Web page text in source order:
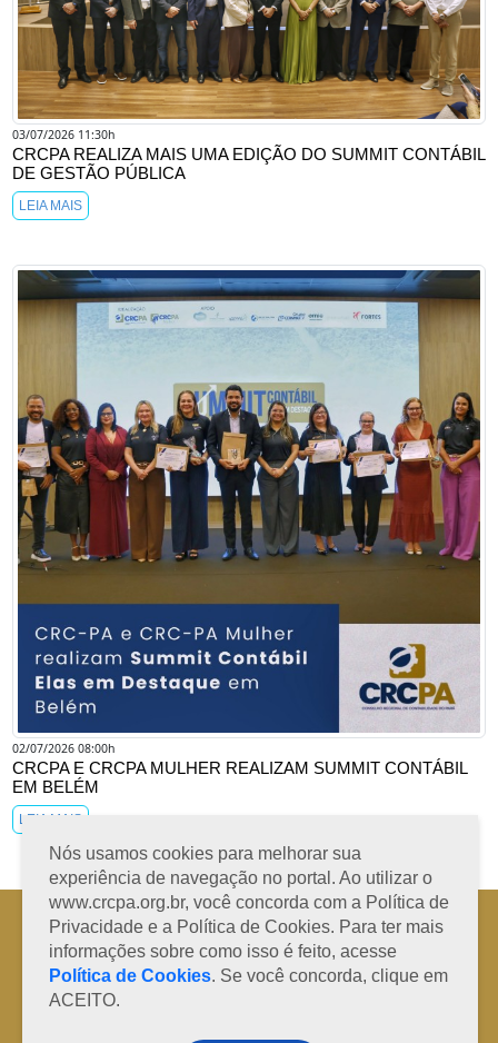
03/07/2026 11:30h
CRCPA REALIZA MAIS UMA EDIÇÃO DO SUMMIT CONTÁBIL
DE GESTÃO PÚBLICA
LEIA MAIS
02/07/2026 08:00h
CRCPA E CRCPA MULHER REALIZAM SUMMIT CONTÁBIL
EM BELÉM
LEIA MAIS
Nós usamos cookies para melhorar sua
experiência de navegação no portal. Ao utilizar o
www.crcpa.org.br, você concorda com a Política de
Privacidade e a Política de Cookies. Para ter mais
informações sobre como isso é feito, acesse
Política de Cookies. Se você concorda, clique em
ACEITO.
Horário de Atendimento: 08h às 12h e 13h às 17h de segunda à sexta-
feira
Fone: +55 91 3202-4150 | E-mail: protocolo@crcpa.org.br
Copyright 2014/2026 | Todos os direitos reservados ao CRC-PA